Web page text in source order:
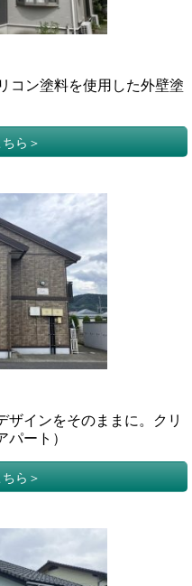
コン塗料を使用した外壁塗
ら
ザインをそのままに。クリ
ート）
ら